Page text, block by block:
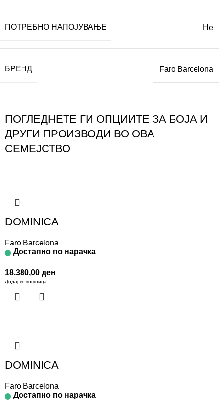
ПОТРЕБНО НАПОЈУВАЊЕ Не
БРЕНД Faro Barcelona
ПОГЛЕДНЕТЕ ГИ ОПЦИИТЕ ЗА БОЈА И
ДРУГИ ПРОИЗВОДИ ВО ОВА
СЕМЕЈСТВО
DOMINICA
Faro Barcelona
Достапно по нарачка
18.380,00 ден
Додај во кошница
DOMINICA
Faro Barcelona
Достапно по нарачка